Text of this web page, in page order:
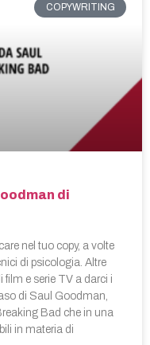
COPYWRITING
di
nel tuo copy, a volte
di psicologia. Altre
e serie TV a darci i
di Saul Goodman,
Bad che in una
in materia di